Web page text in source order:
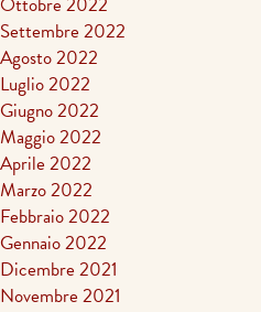
Settembre 2022
Agosto 2022
Luglio 2022
Giugno 2022
Maggio 2022
Aprile 2022
Marzo 2022
Febbraio 2022
Gennaio 2022
Dicembre 2021
Novembre 2021